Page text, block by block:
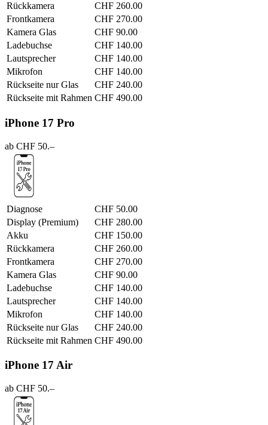
Rückkamera
CHF 260.00
Frontkamera
CHF 270.00
Kamera Glas
CHF 90.00
Ladebuchse
CHF 140.00
Lautsprecher
CHF 140.00
Mikrofon
CHF 140.00
Rückseite nur Glas
CHF 240.00
Rückseite mit Rahmen CHF 490.00
iPhone 17 Pro
ab CHF 50.–
Diagnose
CHF 50.00
Display (Premium)
CHF 280.00
Akku
CHF 150.00
Rückkamera
CHF 260.00
Frontkamera
CHF 270.00
Kamera Glas
CHF 90.00
Ladebuchse
CHF 140.00
Lautsprecher
CHF 140.00
Mikrofon
CHF 140.00
Rückseite nur Glas
CHF 240.00
Rückseite mit Rahmen CHF 490.00
iPhone 17 Air
ab CHF 50.–